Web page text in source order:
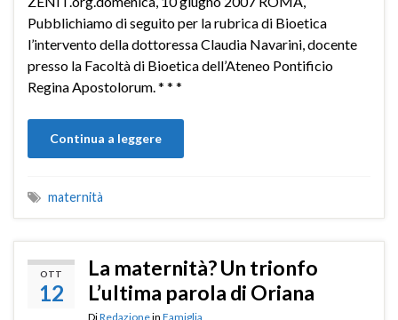
Pubblichiamo di seguito per la rubrica di Bioetica
l’intervento della dottoressa Claudia Navarini, docente
presso la Facoltà di Bioetica dell’Ateneo Pontificio
Regina Apostolorum. * * *
Continua a leggere
maternità
OTT
12
La maternità? Un trionfo
L’ultima parola di Oriana
DiRedazionein Famiglia